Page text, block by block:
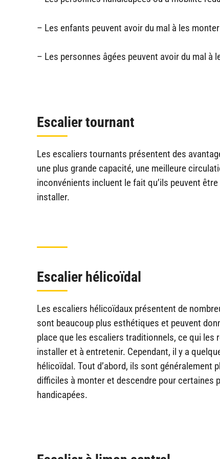
– Les enfants peuvent avoir du mal à les
– Les personnes âgées peuvent avoir du mal à
Escalier tournant
Les escaliers tournants présentent des
une plus grande capacité, une meilleure
inconvénients incluent le fait qu’ils peuvent
installer.
Escalier hélicoïdal
Les escaliers hélicoïdaux présentent de
sont beaucoup plus esthétiques et peuvent
place que les escaliers traditionnels, ce qui
installer et à entretenir. Cependant, il y a
hélicoïdal. Tout d’abord, ils sont
difficiles à monter et descendre pour certaines
handicapées.